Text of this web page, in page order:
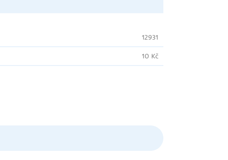
12931
10 Kč